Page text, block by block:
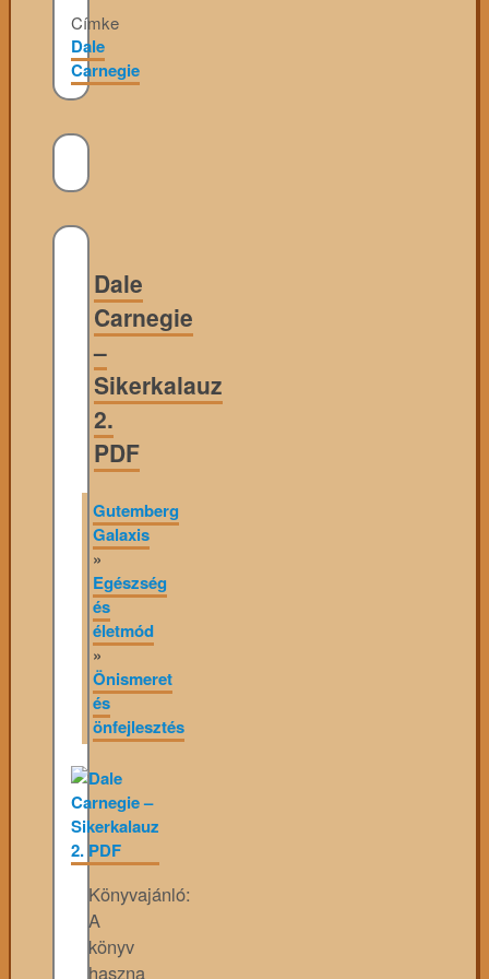
Címke
Dale
Carnegie
Dale
Carnegie
–
Sikerkalauz
2.
PDF
Gutemberg
Galaxis
»
Egészség
és
életmód
»
Önismeret
és
önfejlesztés
Könyvajánló:
A
könyv
haszna